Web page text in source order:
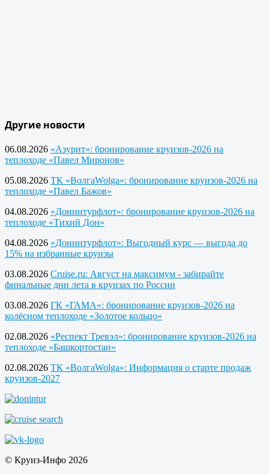
Другие новости
06.08.2026 «Азурит»: бронирование круизов-2026 на
теплоходе «Павел Миронов»
05.08.2026 ТК «ВолгаWolga»: бронирование круизов-2026 на
теплоходе «Павел Бажов»
04.08.2026 «Донинтурфлот»: бронирование круизов-2026 на
теплоходе «Тихий Дон»
04.08.2026 «Донинтурфлот»: Выгодный курс — выгода до
15% на избранные круизы
03.08.2026 Cruise.ru: Август на максимум - забирайте
финальные дни лета в круизах по России
03.08.2026 ГК «ГАМА»: бронирование круизов-2026 на
колёсном теплоходе «Золотое кольцо»
02.08.2026 «Респект Тревэл»: бронирование круизов-2026 на
теплоходе «Башкортостан»
02.08.2026 ТК «ВолгаWolga»: Информация о старте продаж
круизов-2027
© Круиз-Инфо 2026